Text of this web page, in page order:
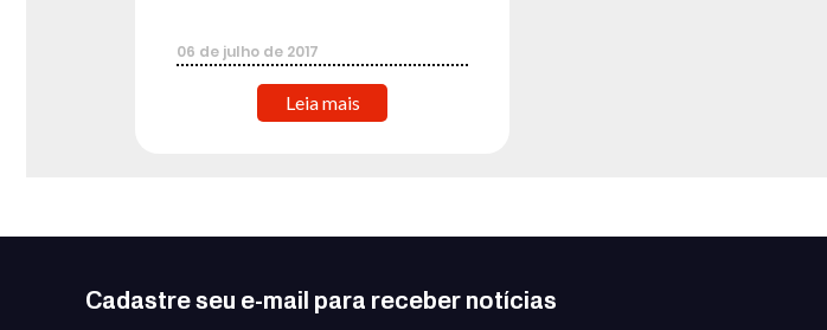
06 de julho de 2017
Leia mais
Cadastre seu e-mail para receber notícias